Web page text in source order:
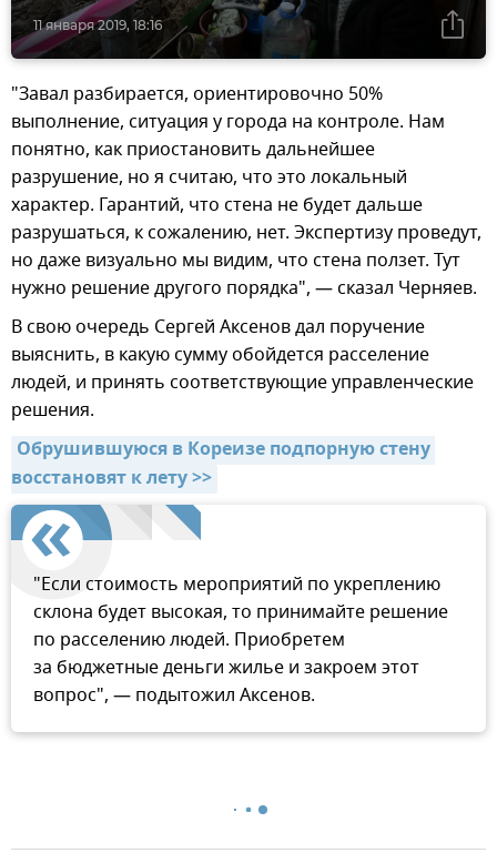
11 января 2019, 18:16
"Завал разбирается, ориентировочно 50%
выполнение, ситуация у города на контроле. Нам
понятно, как приостановить дальнейшее
разрушение, но я считаю, что это локальный
характер. Гарантий, что стена не будет дальше
разрушаться, к сожалению, нет. Экспертизу проведут,
но даже визуально мы видим, что стена ползет. Тут
нужно решение другого порядка", — сказал Черняев.
В свою очередь Сергей Аксенов дал поручение
выяснить, в какую сумму обойдется расселение
людей, и принять соответствующие управленческие
решения.
Обрушившуюся в Кореизе подпорную стену
восстановят к лету >>
"Если стоимость мероприятий по укреплению
склона будет высокая, то принимайте решение
по расселению людей. Приобретем
за бюджетные деньги жилье и закроем этот
вопрос", — подытожил Аксенов.